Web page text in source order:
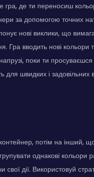
де ти переносиш
за допомогою точних
нові виклики, що
Гра вводить нові кольори
поки ти
для швидких і задовільних
потім на інший,
однакові кольори
дії. Використовуй